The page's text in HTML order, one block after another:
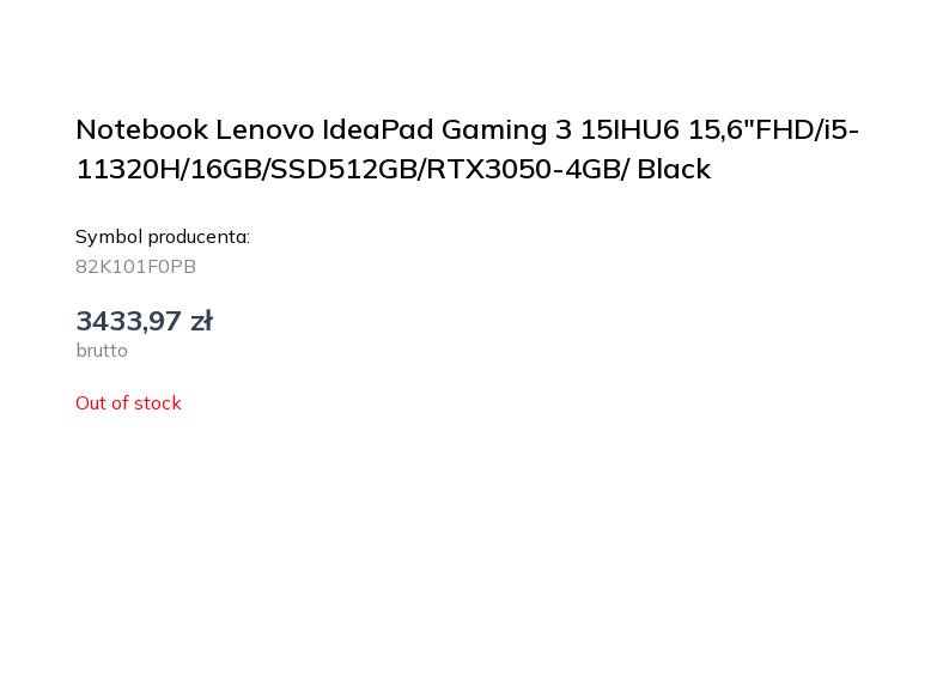
Notebook Lenovo IdeaPad Gaming 3 15IHU6 15,6″FHD/i5-
11320H/16GB/SSD512GB/RTX3050-4GB/ Black
Symbol producenta:
82K101F0PB
3433,97 zł
brutto
Out of stock